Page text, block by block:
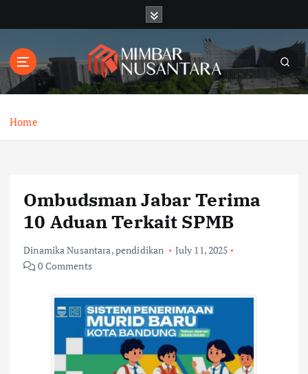
t
o
Home
Ombudsman Jabar Terima
10 Aduan Terkait SPMB
Dinamika Nusantara,pendidikan
July 11, 2025
0 Comments